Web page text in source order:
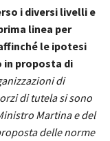
i diversi livelli e
linea per
le ipotesi
in proposta di
di
di tutela si sono
Martina e del
delle norme